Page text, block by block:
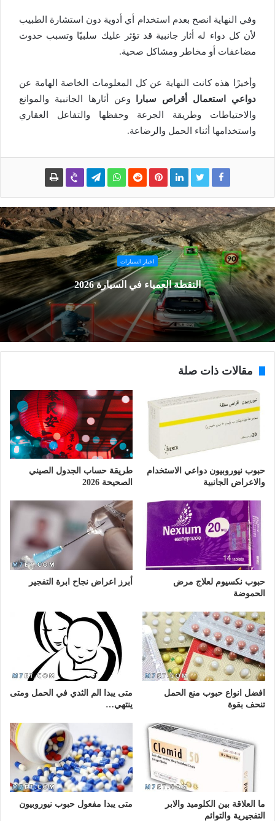
وفي النهاية انصح بعدم استخدام أي أدوية دون استشارة الطبيب
لأن كل دواء له أثار جانبية قد تؤثر عليك سلبيًا وتسبب حدوث
مضاعفات أو مخاطر ومشاكل صحية.
وأخيرًا هذه كانت النهاية عن كل المعلومات الخاصة الهامة عن
دواعي استعمال أقراص سبارا
وعن أثارها الجانبية والموانع
والاحتياطات وطريقة الجرعة وحفظها والتفاعل العقاري
واستخدامها أثناء الحمل والرضاعة.
اخبار السيارات
النقطة العمياء في السيارة 2026
مقالات ذات صلة
حبوب نيوروبيون دواعي الاستخدام
والاعراض الجانبية
طريقة حساب الجدول الصيني
الصحيحة 2026
حبوب نكسيوم لعلاج مرض
الحموضة
أبرز اعراض نجاح ابرة التفجير
افضل انواع حبوب منع الحمل
تنحف بقوة
متى يبدا الم الثدي في الحمل ومتى
ينتهي…
ما العلاقة بين الكلوميد والابر
التفجيرية والتوائم
متى يبدا مفعول حبوب نيوروبيون